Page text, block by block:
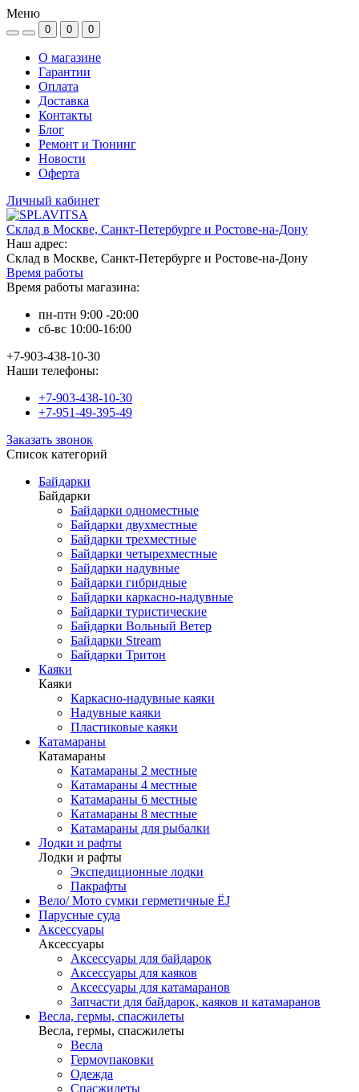
Меню
0 0 0
О магазине
Гарантии
Оплата
Доставка
Контакты
Блог
Ремонт и Тюнинг
Новости
Оферта
Личный кабинет
Склад в Москве, Санкт-Петербурге и Ростове-на-Дону
Наш адрес:
Склад в Москве, Санкт-Петербурге и Ростове-на-Дону
Время работы
Время работы магазина:
пн-птн 9:00 -20:00
сб-вс 10:00-16:00
+7-903-438-10-30
Наши телефоны:
+7-903-438-10-30
+7-951-49-395-49
Заказать звонок
Список категорий
Байдарки
Байдарки
Байдарки одноместные
Байдарки двухместные
Байдарки трехместные
Байдарки четырехместные
Байдарки надувные
Байдарки гибридные
Байдарки каркасно-надувные
Байдарки туристические
Байдарки Вольный Ветер
Байдарки Stream
Байдарки Тритон
Каяки
Каяки
Каркасно-надувные каяки
Надувные каяки
Пластиковые каяки
Катамараны
Катамараны
Катамараны 2 местные
Катамараны 4 местные
Катамараны 6 местные
Катамараны 8 местные
Катамараны для рыбалки
Лодки и рафты
Лодки и рафты
Экспедиционные лодки
Пакрафты
Вело/ Мото сумки герметичные ЁJ
Парусные суда
Аксессуары
Аксессуары
Аксессуары для байдарок
Аксессуары для каяков
Аксессуары для катамаранов
Запчасти для байдарок, каяков и катамаранов
Весла, гермы, спасжилеты
Весла, гермы, спасжилеты
Весла
Гермоупаковки
Одежда
Спасжилеты